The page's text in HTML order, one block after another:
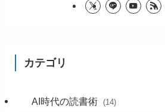
カテゴリ
AI時代の読書術 (14)